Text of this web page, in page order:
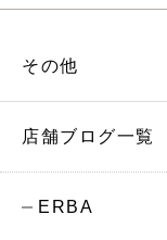
その他
店舗ブログ一覧
ERBA